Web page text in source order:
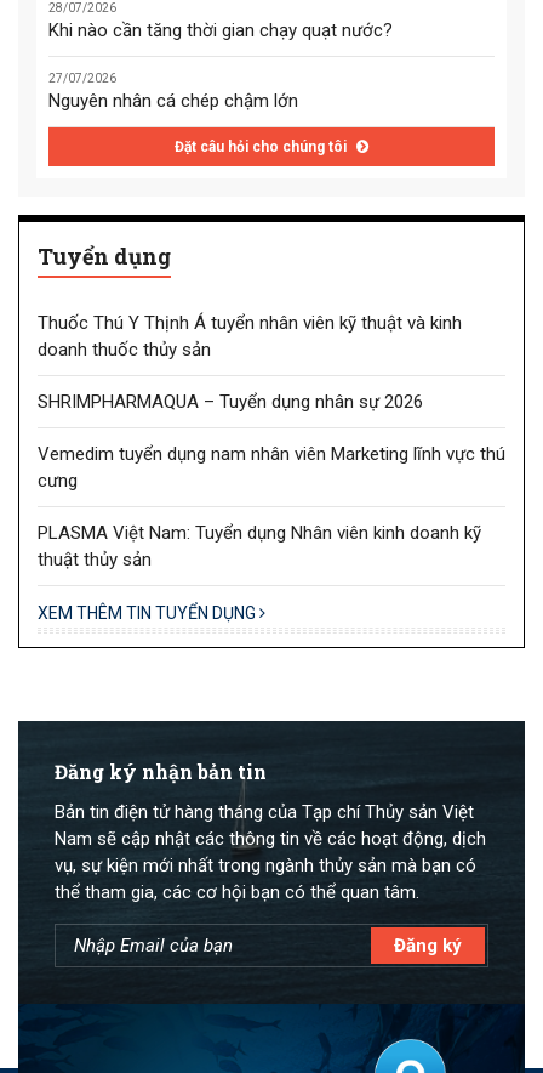
28/07/2026
Khi nào cần tăng thời gian chạy quạt nước?
27/07/2026
Nguyên nhân cá chép chậm lớn
Đặt câu hỏi cho chúng tôi
Tuyển dụng
Thuốc Thú Y Thịnh Á tuyển nhân viên kỹ thuật và kinh
doanh thuốc thủy sản
SHRIMPHARMAQUA – Tuyển dụng nhân sự 2026
Vemedim tuyển dụng nam nhân viên Marketing lĩnh vực thú
cưng
PLASMA Việt Nam: Tuyển dụng Nhân viên kinh doanh kỹ
thuật thủy sản
XEM THÊM TIN TUYỂN DỤNG
Đăng ký nhận bản tin
Bản tin điện tử hàng tháng của Tạp chí Thủy sản Việt
Nam sẽ cập nhật các thông tin về các hoạt động, dịch
vụ, sự kiện mới nhất trong ngành thủy sản mà bạn có
thể tham gia, các cơ hội bạn có thể quan tâm.